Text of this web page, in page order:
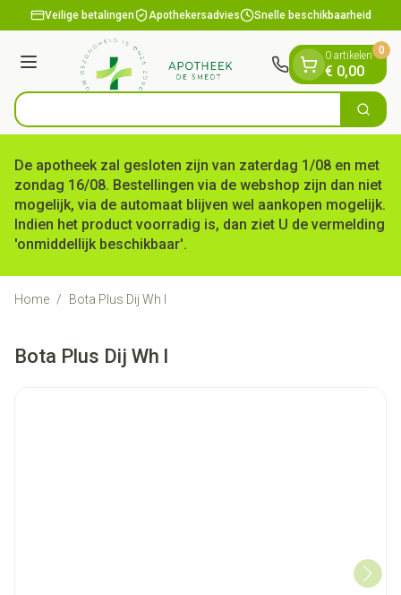
Ga naar de inhoud
1 van 1Veilige betalingen Apothekersadvies Snelle beschikbaarheid
Menu
Product, merk, categorie... Zoek
0 artikelen
€ 0,00
0
De apotheek zal gesloten zijn van zaterdag 1/08 en met
zondag 16/08. Bestellingen via de webshop zijn dan niet
mogelijk, via de automaat blijven wel aankopen mogelijk.
Indien het product voorradig is, dan ziet U de vermelding
'onmiddellijk beschikbaar'.
Home / Bota Plus Dij Wh l
Bota Plus Dij Wh l